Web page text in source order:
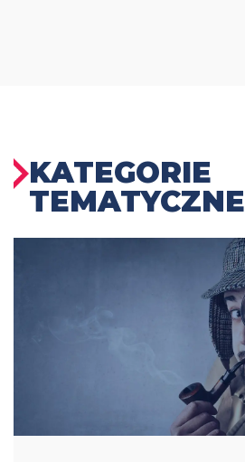
KATEGORIE
TEMATYCZNE